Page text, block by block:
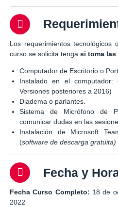
Los requerimientos tecnológicos
curso se solicita tenga si toma las
Computador de Escritorio o
Instalado en el
Versiones posteriores a 2016)
Diadema o parlantes.
Sistema de Micrófono de
comunicar dudas en las
Instalación de Microsoft
(software de descarga gratuita)
Fecha y
Fecha Curso Completo: 18 de
2022